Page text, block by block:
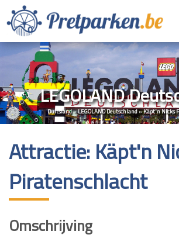
LEGOLAND
Duitsland»LEGOLAND Deutschland»Käpt'n Nicks
Attractie: Käpt'n
Piratenschlacht
Omschrijving